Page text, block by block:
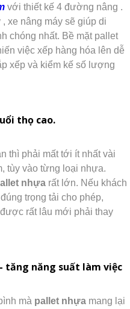
với thiết kế 4 đường nâng .
xe nâng máy sẽ giúp di
chóng nhất. Bề mặt pallet
việc xếp hàng hóa lên dễ
xếp và kiểm kế số lượng
thọ cao.
thì phải mất tới ít nhất vài
tùy vào từng loại nhựa.
nhựa rất lớn. Nếu khách
trọng tải cho phép,
rất lâu mới phải thay
tăng năng suất làm việc
mà pallet nhựa mang lại